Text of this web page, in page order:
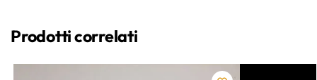
Prodotti correlati